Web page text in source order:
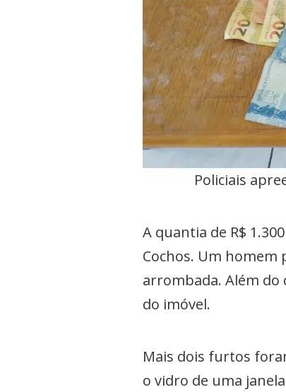
Policiais
A quantia de R$
Cochos. Um homem
arrombada. Além
do imóvel.
Mais dois furtos
o vidro de uma